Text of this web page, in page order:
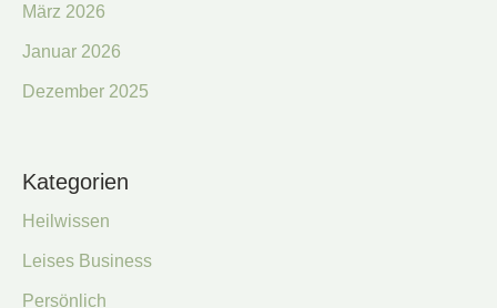
März 2026
Januar 2026
Dezember 2025
Kategorien
Heilwissen
Leises Business
Persönlich